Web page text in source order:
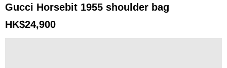
Gucci Horsebit 1955 shoulder bag
HK$24,900